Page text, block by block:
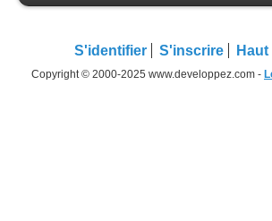
S'identifier S'inscrire
Copyright © 2000-2025 www.developpez.com -